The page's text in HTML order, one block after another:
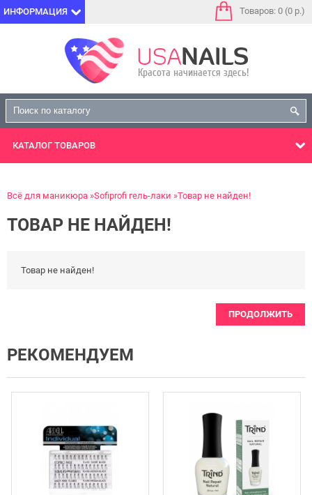
ИНФОРМАЦИЯ Товаров: 0 (0 р.)
КАТАЛОГ ТОВАРОВ
Всё для маникюра Sofiprofi гель-лаки Товар не найден!
ТОВАР НЕ НАЙДЕН!
Товар не найден!
ПРОДОЛЖИТЬ
РЕКОМЕНДУЕМ